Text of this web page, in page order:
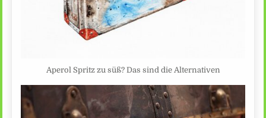
Aperol Spritz zu süß? Das sind die Alternativen